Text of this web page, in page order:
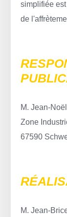
simplifiée
de
M. Jean-
Zone
67590
M. Jean-